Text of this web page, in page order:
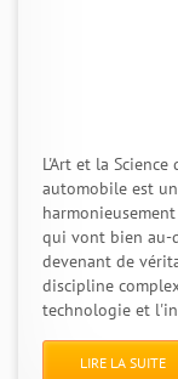
L'Art et la
automobile est
qui vont bien au-
devenant de
discipline
technologie et
LIRE LA SUITE